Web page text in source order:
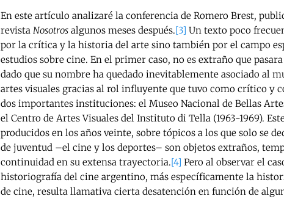
En este artículo analizaré la conferencia de Romero Brest,
revista Nosotros algunos meses después.[3] Un texto poco
por la crítica y la historia del arte sino también por el campo
estudios sobre cine. En el primer caso, no es extraño que
dado que su nombre ha quedado inevitablemente asociado al
artes visuales gracias al rol influyente que tuvo como crítico y
dos importantes instituciones: el Museo Nacional de Bellas
el Centro de Artes Visuales del Instituto di Tella (1963-1969).
producidos en los años veinte, sobre tópicos a los que solo se
de juventud –el cine y los deportes– son objetos extraños,
continuidad en su extensa trayectoria.[4] Pero al observar el
historiografía del cine argentino, más específicamente la
de cine, resulta llamativa cierta desatención en función de